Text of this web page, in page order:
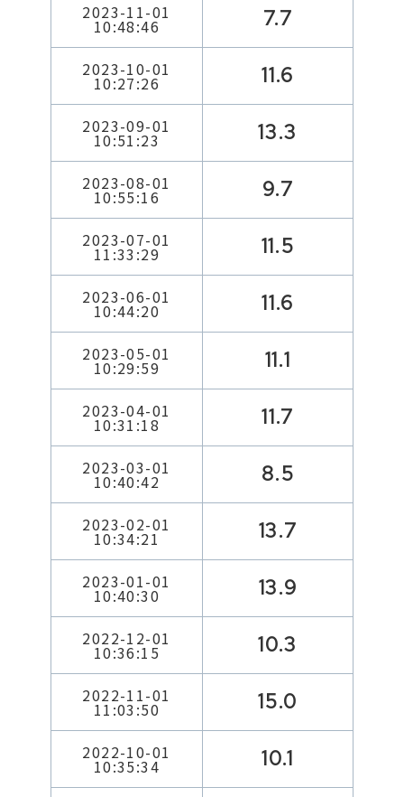
2023-11-01
10:48:46 7.7
2023-10-01
10:27:26 11.6
2023-09-01
10:51:23 13.3
2023-08-01
10:55:16 9.7
2023-07-01
11:33:29 11.5
2023-06-01
10:44:20 11.6
2023-05-01
10:29:59 11.1
2023-04-01
10:31:18 11.7
2023-03-01
10:40:42 8.5
2023-02-01
10:34:21 13.7
2023-01-01
10:40:30 13.9
2022-12-01
10:36:15 10.3
2022-11-01
11:03:50 15.0
2022-10-01
10:35:34 10.1